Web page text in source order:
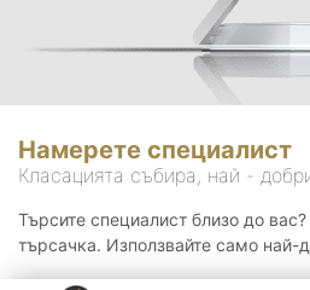
Намерете специалист
Класацията събира, най -
Търсите специалист близо до
търсачка. Използвайте само най-